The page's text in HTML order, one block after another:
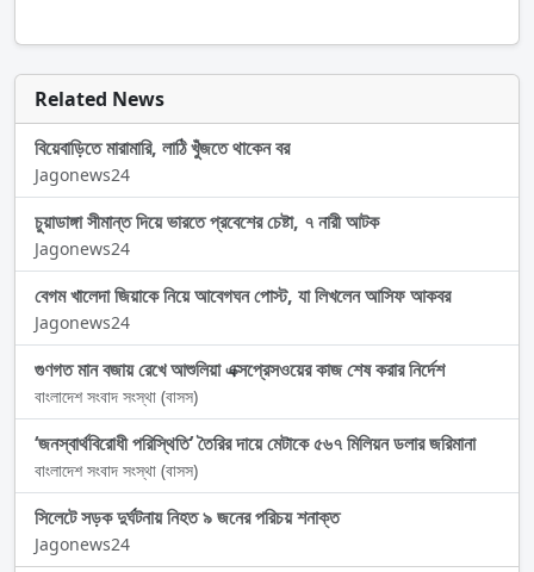
Related News
বিয়েবাড়িতে মারামারি, লাঠি খুঁজতে থাকেন বর
Jagonews24
চুয়াডাঙ্গা সীমান্ত দিয়ে ভারতে প্রবেশের চেষ্টা, ৭ নারী আটক
Jagonews24
বেগম খালেদা জিয়াকে নিয়ে আবেগঘন পোস্ট, যা লিখলেন আসিফ আকবর
Jagonews24
গুণগত মান বজায় রেখে আশুলিয়া এক্সপ্রেসওয়ের কাজ শেষ করার নির্দেশ
বাংলাদেশ সংবাদ সংস্থা (বাসস)
‘জনস্বার্থবিরোধী পরিস্থিতি’ তৈরির দায়ে মেটাকে ৫৬৭ মিলিয়ন ডলার জরিমানা
বাংলাদেশ সংবাদ সংস্থা (বাসস)
সিলেটে সড়ক দুর্ঘটনায় নিহত ৯ জনের পরিচয় শনাক্ত
Jagonews24